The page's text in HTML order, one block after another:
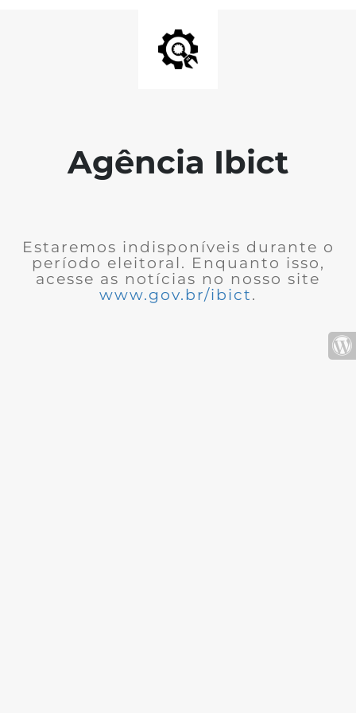
Agência Ibict
Estaremos indisponíveis durante o
período eleitoral. Enquanto isso,
acesse as notícias no nosso site
www.gov.br/ibict.